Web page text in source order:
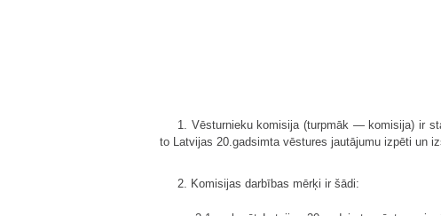
1. Vēsturnieku komisija (turpmāk — komisija) ir
to Latvijas 20.gadsimta vēstures jautājumu izpēti un
2. Komisijas darbības mērķi ir šādi: